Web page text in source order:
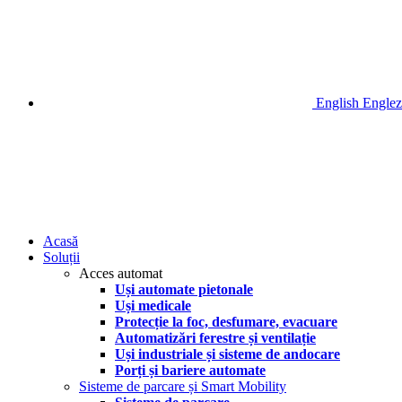
English
Acasă
Soluții
Acces automat
Uși automate pietonale
Uși medicale
Protecție la foc, desfumare, evacuare
Automatizări ferestre și ventilație
Uși industriale și sisteme de andocare
Porți și bariere automate
Sisteme de parcare și Smart Mobility